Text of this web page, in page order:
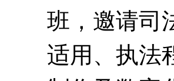
班，邀请司
适用、执法